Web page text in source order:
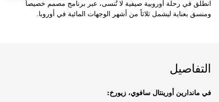
انطلق في رحلة أوروبية صيفية لا تُنسى، عبر برنامج مصمم خصيصاً
ومنسق بعناية ليشمل ثلاثاً من أشهر الوجهات المائية في أوروبا.
التفاصيل
في ماندارين أورينتال سافوي، زيورخ: